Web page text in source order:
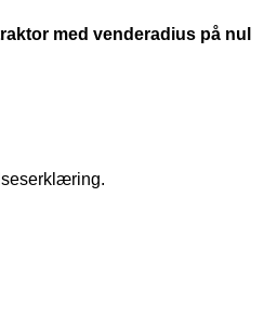
med venderadius på nul